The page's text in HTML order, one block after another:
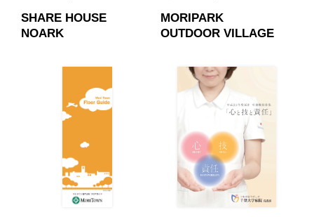
SHARE HOUSE
NOARK
MORIPARK
OUTDOOR VILLAGE